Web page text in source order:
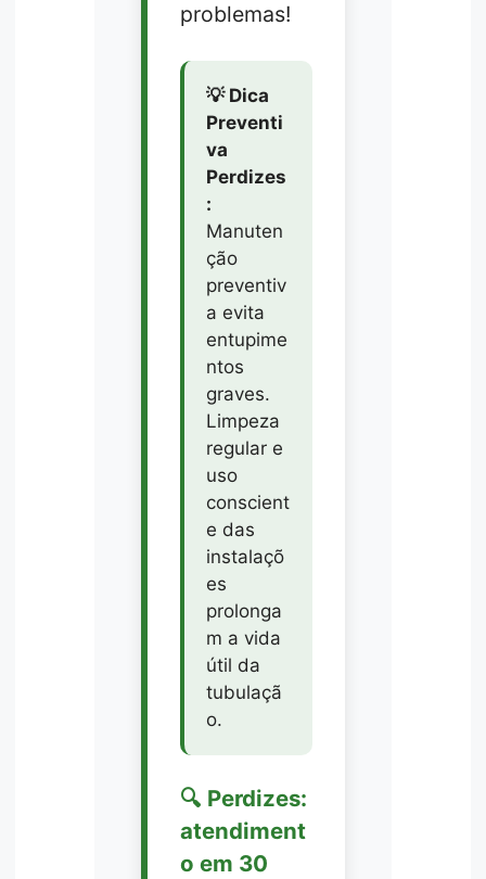
problemas!
💡 Dica
Preventi
va
Perdizes
:
Manuten
ção
preventiv
a evita
entupime
ntos
graves.
Limpeza
regular e
uso
conscient
e das
instalaçõ
es
prolonga
m a vida
útil da
tubulaçã
o.
🔍 Perdizes:
atendiment
o em 30